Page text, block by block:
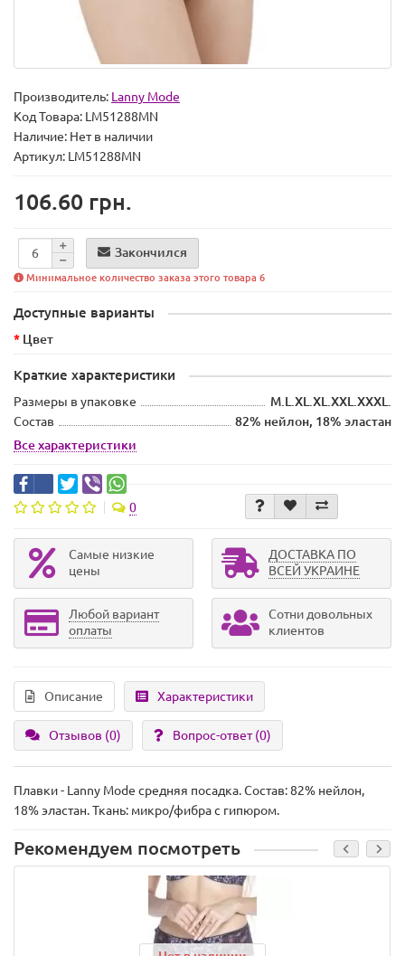
Производитель: Lanny Mode
Код Товара: LM51288MN
Наличие: Нет в наличии
Артикул: LM51288MN
106.60 грн.
Закончился
Минимальное количество заказа этого товара 6
Доступные варианты
Цвет
Краткие характеристики
Размеры в упаковке
M.L.XL.XL.XXL.ХХХL.
Состав
82% нейлон, 18% эластан
Все характеристики
0
Самые низкие
цены
ДОСТАВКА ПО
ВСЕЙ УКРАИНЕ
Любой вариант
оплаты
Сотни довольных
клиентов
Описание Характеристики
Отзывов (0) Вопрос-ответ(0)
Плавки - Lanny Mode средняя посадка. Состав: 82% нейлон,
18% эластан. Ткань: микро/фибра с гипюром.
Рекомендуем посмотреть